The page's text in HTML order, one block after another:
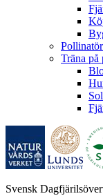
Träna på
Svensk